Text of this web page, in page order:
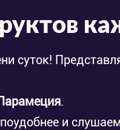
суток!
.
и